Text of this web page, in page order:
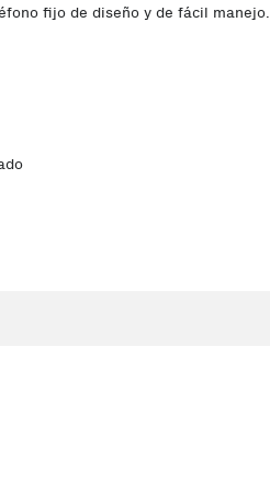
fijo de diseño y de fácil manejo.